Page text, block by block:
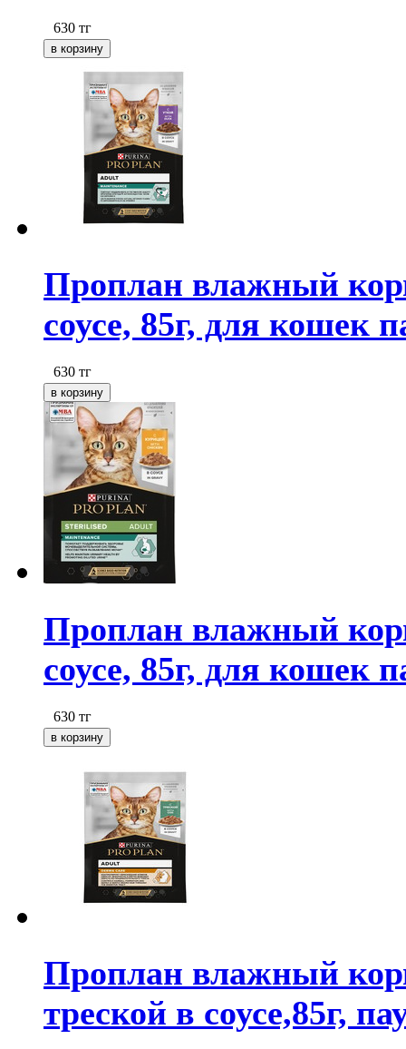
630 тг
Проплан влажный
соусе, 85г, для кошек
630 тг
Проплан влажный
соусе, 85г, для кошек
630 тг
Проплан влажный
треской в соусе,85г,